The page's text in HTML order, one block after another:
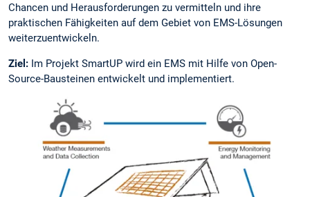
Chancen und Herausforderungen zu vermitteln und ihre
praktischen Fähigkeiten auf dem Gebiet von EMS-Lösungen
weiterzuentwickeln.
Ziel: Im Projekt SmartUP wird ein EMS mit Hilfe von Open-
Source-Bausteinen entwickelt und implementiert.